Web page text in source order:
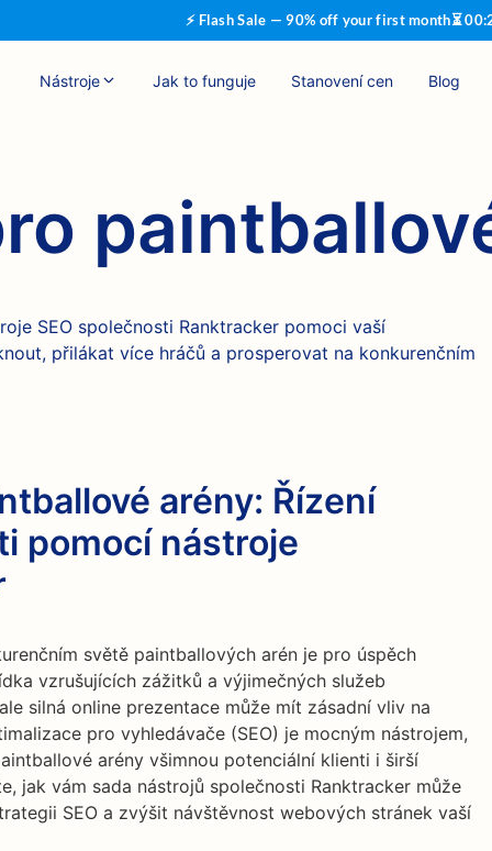
⚡ Flash Sale — 90% off your first month⏳00:
Nástroje Jak to funguje Stanovení cen Blog
SEO společnosti Ranktracker pomoci vaší
přilákat více hráčů a prosperovat na konkurenčním
arény: Řízení
pomocí nástroje
světě paintballových arén je pro úspěch
vzrušujících zážitků a výjimečných služeb
silná online prezentace může mít zásadní vliv na
pro vyhledávače (SEO) je mocným nástrojem,
arény všimnou potenciální klienti i širší
jak vám sada nástrojů společnosti Ranktracker může
SEO a zvýšit návštěvnost webových stránek vaší